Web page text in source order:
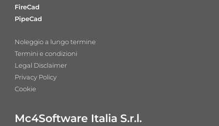
FireCad
PipeCad
Noleggio a lungo termine
Termini e condizioni
Legal Disclaimer
Privacy Policy
Cookie
Mc4Software Italia S.r.l.